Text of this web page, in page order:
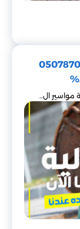
بالجبيل 0507870744
مواسير ال..